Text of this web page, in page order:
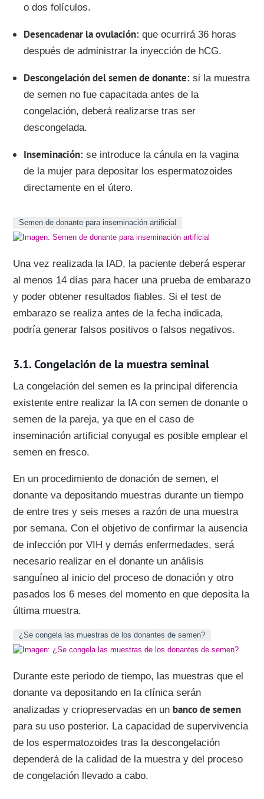
o dos folículos.
Desencadenar la ovulación que ocurrirá 36 horas
después de administrar la inyección de hCG.
Descongelación del semen de donante
si la muestra
de semen no fue capacitada antes de la
congelación, deberá realizarse tras ser
descongelada.
Inseminación se introduce la cánula en la vagina
de la mujer para depositar los espermatozoides
directamente en el útero.
Semen de donante para inseminación artificial
Una vez realizada la IAD, la paciente deberá esperar
al menos 14 días para hacer una prueba de embarazo
y poder obtener resultados fiables. Si el test de
embarazo se realiza antes de la fecha indicada,
podría generar falsos positivos o falsos negativos.
Congelación de la muestra seminal
La congelación del semen es la principal diferencia
existente entre realizar la IA con semen de donante o
semen de la pareja, ya que en el caso de
inseminación artificial conyugal es posible emplear el
semen en fresco.
En un procedimiento de donación de semen, el
donante va depositando muestras durante un tiempo
de entre tres y seis meses a razón de una muestra
por semana. Con el objetivo de confirmar la ausencia
de infección por VIH y demás enfermedades, será
necesario realizar en el donante un análisis
sanguíneo al inicio del proceso de donación y otro
pasados los 6 meses del momento en que deposita la
última muestra.
¿Se congela las muestras de los donantes de semen?
Durante este periodo de tiempo, las muestras que el
donante va depositando en la clínica serán
analizadas y criopreservadas en un banco de semen
para su uso posterior. La capacidad de supervivencia
de los espermatozoides tras la descongelación
dependerá de la calidad de la muestra y del proceso
de congelación llevado a cabo.